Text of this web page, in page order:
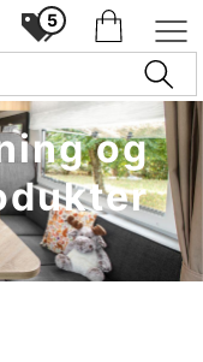
5
og